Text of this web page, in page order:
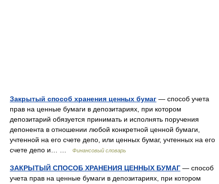
Закрытый способ хранения ценных бумаг — способ учета
прав на ценные бумаги в депозитариях, при котором
депозитарий обязуется принимать и исполнять поручения
депонента в отношении любой конкретной ценной бумаги,
учтенной на его счете депо, или ценных бумаг, учтенных на его
счете депо и… …
Финансовый словарь
ЗАКРЫТЫЙ СПОСОБ ХРАНЕНИЯ ЦЕННЫХ БУМАГ — способ
учета прав на ценные бумаги в депозитариях, при котором